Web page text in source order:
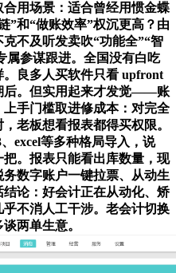
用场景：适合曾经用惯金蝶
”和“做账效率”权沉更高？由
不及听发卖吹“功能全”“智
属参谋跟进。全国没有白吃
良多人买软件只看 upfront
后。但实用起来才发觉——账
手门槛取进修成本：对完全
老板想看报表都得买权限。
excel等多种格局导入，说
。报表只能看出库数量，现
数字账户一键拉票、从动生
论：好会计正在从动化、矫
不消人工干涉。老会计切换
两单生意。